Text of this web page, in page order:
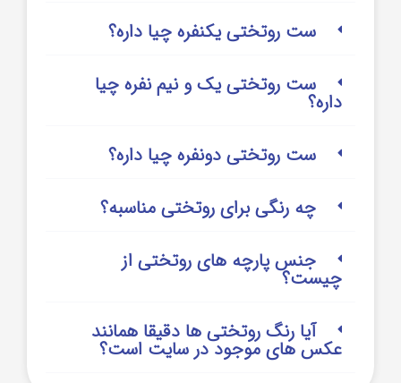
ست روتختی یکنفره چیا داره؟
ست روتختی یک و نیم نفره چیا
داره؟
ست روتختی دونفره چیا داره؟
چه رنگی برای روتختی مناسبه؟
جنس پارچه های روتختی از
چیست؟
آیا رنگ روتختی ها دقیقا همانند
عکس های موجود در سایت است؟